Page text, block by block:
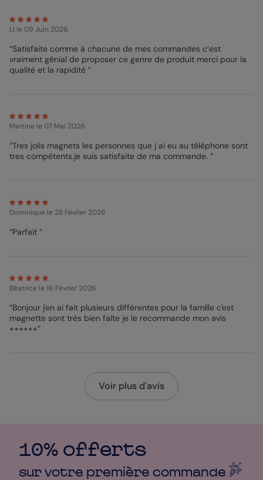
Ll le 09 Juin 2026
“Satisfaite comme à chacune de mes commandes c’est
vraiment génial de proposer ce genre de produit merci pour la
qualité et la rapidité ”
Martine le 07 Mai 2026
“Tres jolis magnets les personnes que j ai eu au téléphone sont
tres compétents.je suis satisfaite de ma commande. ”
Dominique le 28 Février 2026
“Parfait ”
Béatrice le 16 Février 2026
“Bonjour j'en ai fait plusieurs différentes pour la famille c'est
magnette sont très bien faîte je le recommande mon avis
++++++”
Voir plus d'avis
10% offerts
sur votre première commande